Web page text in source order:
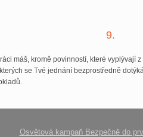
9.
máš, kromě povinností, které
se Tvé jednání bezprostředně
Osvětová kampaň Bezpečně do